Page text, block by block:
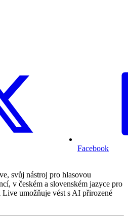
Facebook
svůj nástroj pro hlasovou
v českém a slovenském jazyce pro
umožňuje vést s AI přirozené